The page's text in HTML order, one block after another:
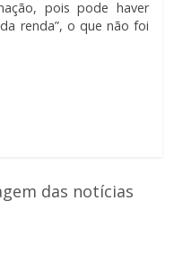
pois pode haver
renda”, o que não foi
das notícias